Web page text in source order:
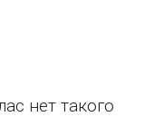
нет такого